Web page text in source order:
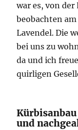
war es, von der
beobachten
Lavendel. Die
bei uns zu
da und ich
quirligen
und